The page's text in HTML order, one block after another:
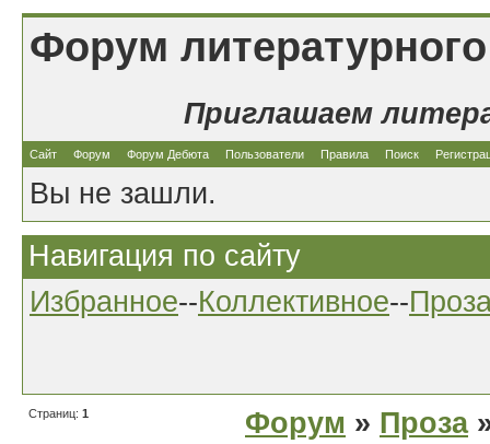
Форум
Приглашаем
Сайт Форум Форум Дебюта Пользователи Правила Поиск
Вы не зашли.
Навигация по сайту
Избранное--Коллективное--
Страниц: 1 Форум » Проза